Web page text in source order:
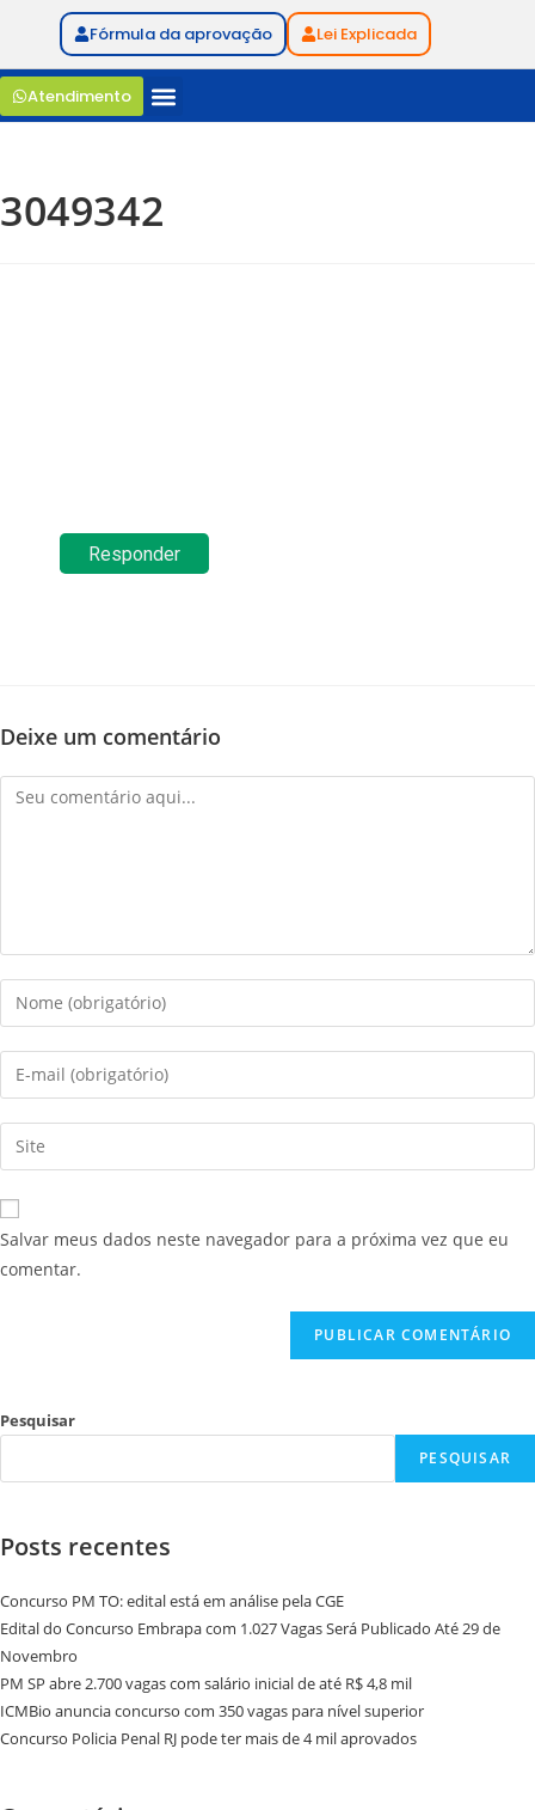
Fórmula da aprovação Lei Explicada
Atendimento
3049342
Responder
Deixe um comentário
Salvar meus dados neste navegador para a próxima vez que eu
comentar.
Pesquisar
PESQUISAR
Posts recentes
Concurso PM TO: edital está em análise pela CGE
Edital do Concurso Embrapa com 1.027 Vagas Será Publicado Até 29 de
Novembro
PM SP abre 2.700 vagas com salário inicial de até R$ 4,8 mil
ICMBio anuncia concurso com 350 vagas para nível superior
Concurso Policia Penal RJ pode ter mais de 4 mil aprovados